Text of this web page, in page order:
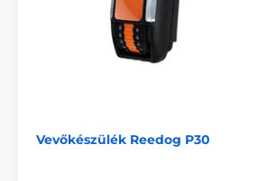
Vevőkészülék Reedog P30